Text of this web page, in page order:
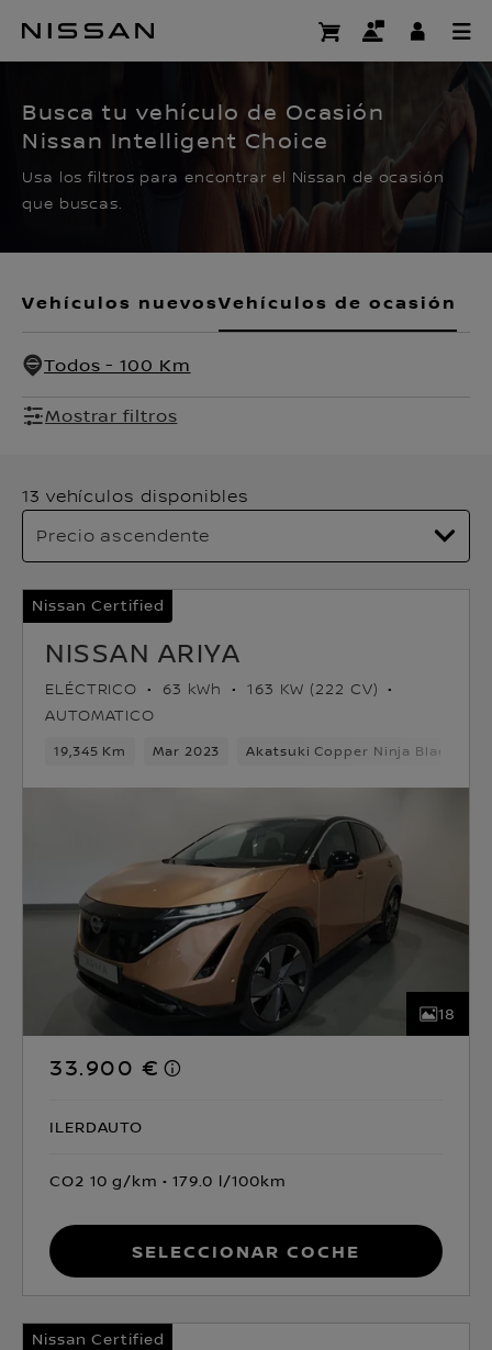
contenido
CERTIFIED PRE
Busca tu vehículo de Ocasión
Nissan Intelligent Choice
Usa los filtros para encontrar el Nissan de ocasión
que buscas.
Vehículos nuevosVehículos de ocasión
Todos - 100 Km
Mostrar filtros
13 vehículos disponibles
Nissan Certified
NISSAN ARIYA
ELÉCTRICO 63 kWh
163 KW (222 CV)
AUTOMATICO
19,345 Km Mar 2023 Akatsuki Copper Ninja Black
18
33.900 €
ILERDAUTO
CO2 10 g/km 179.0 l/100km
Seleccionar coche
Nissan Certified